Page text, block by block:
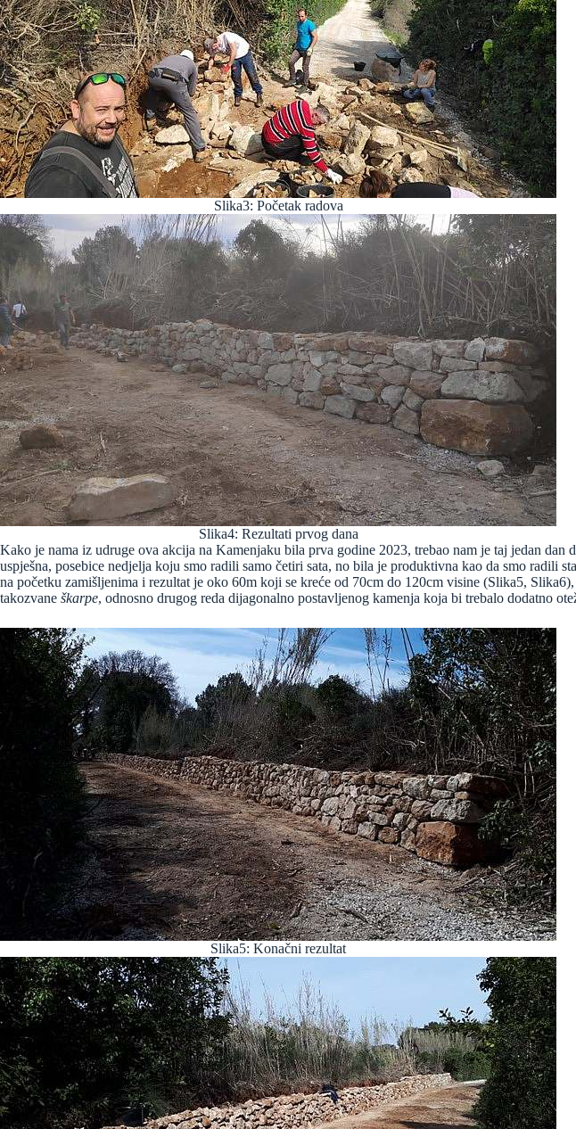
Slika3: Početak radova
Slika4: Rezultati prvog dana
Kako je nama iz udruge ova akcija na Kamenjaku bila prva godine 2023, trebao nam je taj jedan
uspješna, posebice nedjelja koju smo radili samo četiri sata, no bila je produktivna kao da smo
na početku zamišljenima i rezultat je oko 60m koji se kreće od 70cm do 120cm visine (Slika5,
takozvane škarpe, odnosno drugog reda dijagonalno postavljenog kamenja koja bi trebalo dodatno
Slika5: Konačni rezultat